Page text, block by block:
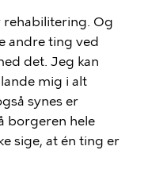
rehabilitering. Og
andre ting ved
det. Jeg kan
mig i alt
synes er
borgeren hele
sige, at én ting er